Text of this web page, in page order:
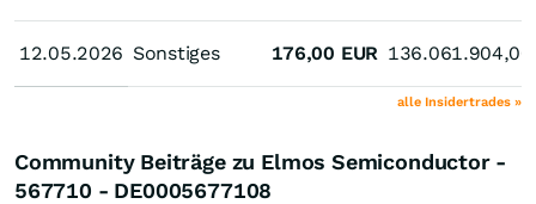
12.05.2026
12.05.2026 Sonstiges 176,00 EUR 136.061.904,00
alle Insidertrades »
Community Beiträge zu Elmos Semiconductor -
567710 - DE0005677108